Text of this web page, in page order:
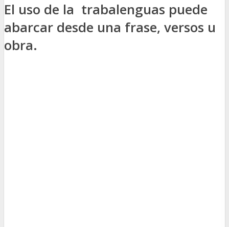
El uso de la trabalenguas puede
abarcar desde una frase, versos u
obra.